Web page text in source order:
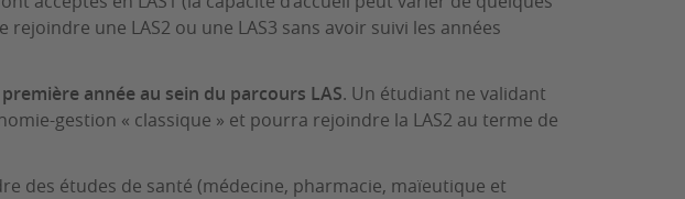
rejoindre une LAS2 ou une LAS3 sans avoir suivi les années
année au sein du parcours LAS. Un étudiant ne validant
gestion « classique » et pourra rejoindre la LAS2 au terme de
des études de santé (médecine, pharmacie, maïeutique et